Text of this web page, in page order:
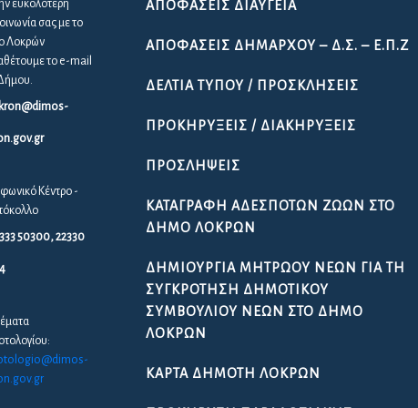
ευκολότερη
σας με το
Λοκρών
το e-mail
Κέντρο -
50300, 22330
ΑΠΟΦΆΣΕΙΣ ΔΙΑΎΓΕΙΑ
ΑΠΟΦΆΣΕΙΣ ΔΗΜΆΡΧΟΥ – Δ.Σ. – Ε.Π.Ζ
ΔΕΛΤΊΑ ΤΎΠΟΥ / ΠΡΟΣΚΛΉΣΕΙΣ
ΠΡΟΚΗΡΎΞΕΙΣ / ΔΙΑΚΗΡΎΞΕΙΣ
ΠΡΟΣΛΉΨΕΙΣ
ΚΑΤΑΓΡΑΦΉ ΑΔΈΣΠΟΤΩΝ ΖΏΩΝ ΣΤΟ
ΔΉΜΟ ΛΟΚΡΏΝ
ΔΗΜΙΟΥΡΓΊΑ ΜΗΤΡΏΟΥ ΝΈΩΝ ΓΙΑ ΤΗ
ΣΥΓΚΡΌΤΗΣΗ ΔΗΜΟΤΙΚΟΎ
ΣΥΜΒΟΥΛΊΟΥ ΝΈΩΝ ΣΤΟ ΔΉΜΟ
ΛΟΚΡΏΝ
ΚΆΡΤΑ ΔΗΜΌΤΗ ΛΟΚΡΏΝ